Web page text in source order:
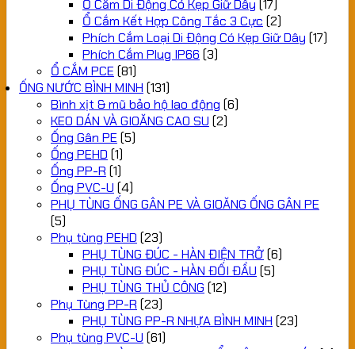
Ổ Cắm Di Động Có Kẹp Giữ Dây (17)
Ổ Cắm Kết Hợp Công Tắc 3 Cực (2)
Phích Cắm Loại Di Động Có Kẹp Giữ Dây (17)
Phích Cắm Plug IP66 (3)
Ổ CẮM PCE (81)
ỐNG NƯỚC BÌNH MINH (131)
Bình xịt & mũ bảo hộ lao động (6)
KEO DÁN VÀ GIOĂNG CAO SU (2)
Ống Gân PE (5)
Ống PEHD (1)
Ống PP-R (1)
Ống PVC-U (4)
PHỤ TÙNG ỐNG GÂN PE VÀ GIOĂNG ỐNG GÂN PE
(5)
Phụ tùng PEHD (23)
PHỤ TÙNG ĐÚC - HÀN ĐIỆN TRỞ(6)
PHỤ TÙNG ĐÚC - HÀN ĐỐI ĐẦU (5)
PHỤ TÙNG THỦ CÔNG (12)
Phụ Tùng PP-R (23)
PHỤ TÙNG PP-R NHỰA BÌNH MINH (23)
Phụ tùng PVC-U (61)